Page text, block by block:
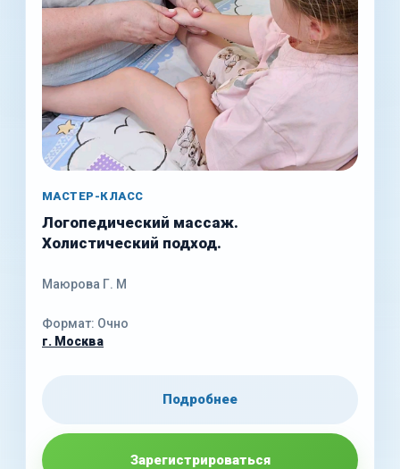
МАСТЕР-КЛАСС
Логопедический массаж.
Холистический подход.
Маюрова Г. М
Формат: Очно
г. Москва
Подробнее
Зарегистрироваться